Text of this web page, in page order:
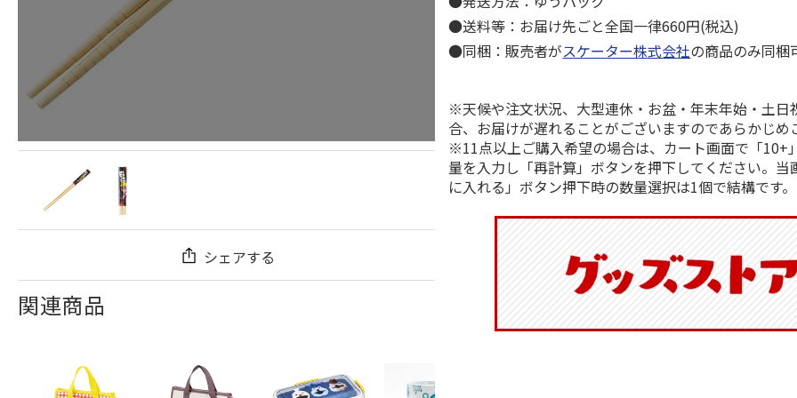
シェアする
関連商品
●送料等：お届け先ごと全国一律660円(税込)
●同梱：販売者がスケーター株式会社の商品のみ同梱
※天候や注文状況、大型連休・お盆・年末年始・土日
合、お届けが遅れることがございますのであらかじめ
※11点以上ご購入希望の場合は、カート画面で「10+
量を入力し「再計算」ボタンを押下してください。当
に入れる」ボタン押下時の数量選択は1個で結構です。